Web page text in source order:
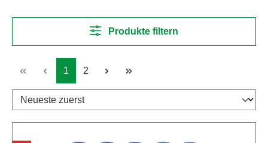
Produkte filtern
Seite
1 Seite
2